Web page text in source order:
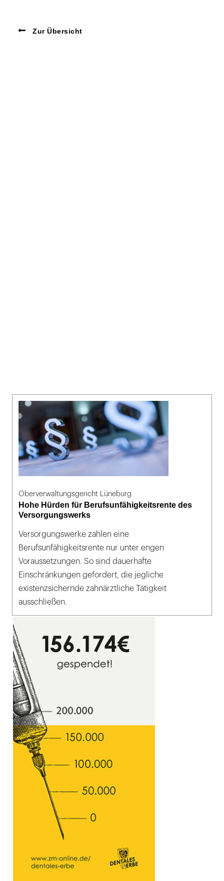
Zur Übersicht
Oberverwaltungsgericht Lüneburg
Hohe Hürden für Berufsunfähigkeitsrente des
Versorgungswerks
Versorgungswerke zahlen eine
Berufsunfähigkeitsrente nur unter engen
Voraussetzungen. So sind dauerhafte
Einschränkungen gefordert, die jegliche
existenzsichernde zahnärztliche Tätigkeit
ausschließen.